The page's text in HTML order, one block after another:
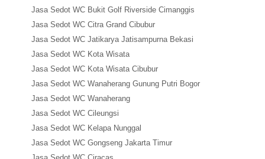
Jasa Sedot WC Bukit Golf Riverside Cimanggis
Jasa Sedot WC Citra Grand Cibubur
Jasa Sedot WC Jatikarya Jatisampurna Bekasi
Jasa Sedot WC Kota Wisata
Jasa Sedot WC Kota Wisata Cibubur
Jasa Sedot WC Wanaherang Gunung Putri Bogor
Jasa Sedot WC Wanaherang
Jasa Sedot WC Cileungsi
Jasa Sedot WC Kelapa Nunggal
Jasa Sedot WC Gongseng Jakarta Timur